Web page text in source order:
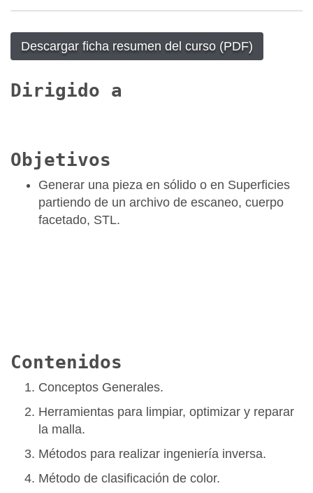
Descargar ficha resumen del curso (PDF)
Dirigido a
Objetivos
Generar una pieza en sólido o en Superficies
partiendo de un archivo de escaneo, cuerpo
facetado, STL.
Contenidos
Conceptos Generales.
Herramientas para limpiar, optimizar y reparar
la malla.
Métodos para realizar ingeniería inversa.
Método de clasificación de color.